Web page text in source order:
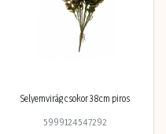
Selyemvirág csokor 38cm piros
5999124547292